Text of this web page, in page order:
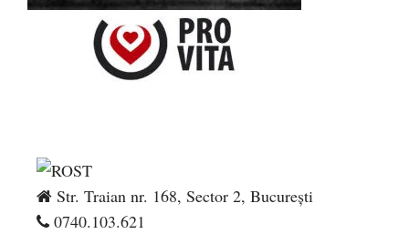
Str. Traian nr. 168, Sector 2, București
0740.103.621